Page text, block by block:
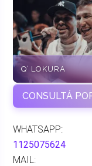
Q’ LOKURA
CONSULTÁ
WHATSAPP:
1125075624
MAIL: